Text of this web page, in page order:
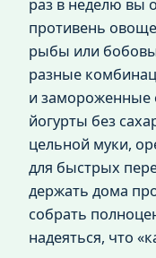
раз в неделю вы
противень
рыбы или
разные
и замороженные
йогурты без
цельной муки,
для быстрых
держать дома
собрать
надеяться, что